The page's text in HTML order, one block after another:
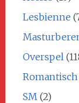
Lesbienne
Overspel
Romantisch
SM(2)